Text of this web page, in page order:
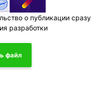
о публикации сразу
разработки
файл